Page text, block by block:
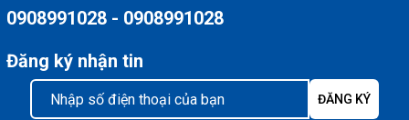
0908991028 - 0908991028
Đăng ký nhận tin